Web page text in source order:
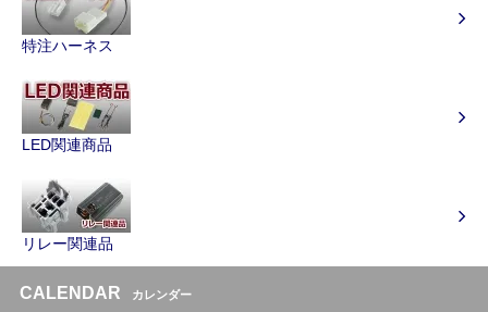
特注ハーネス
LED関連商品
リレー関連品
CALENDAR カレンダー